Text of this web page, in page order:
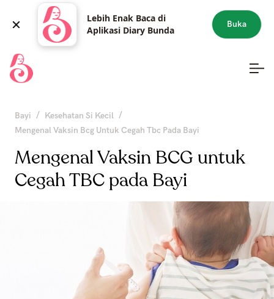
Lebih Enak Baca di
Aplikasi Diary Bunda
Buka
Bayi / Kesehatan Si Kecil /
Mengenal Vaksin Bcg Untuk Cegah Tbc Pada Bayi
Mengenal Vaksin BCG untuk
Cegah TBC pada Bayi